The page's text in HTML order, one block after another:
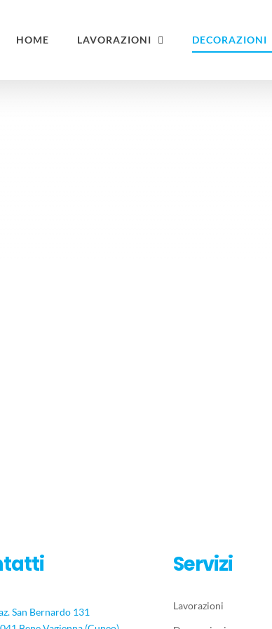
HOME LAVORAZIONI DECORAZIONI
San Bernardo 131
Servizi
Lavorazioni